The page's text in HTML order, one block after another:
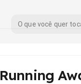
Running